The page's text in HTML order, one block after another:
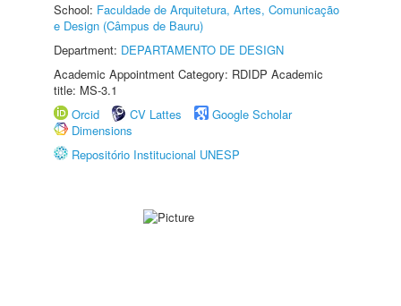
School: Faculdade de Arquitetura, Artes, Comunicação
e Design (Câmpus de Bauru)
Department: DEPARTAMENTO DE DESIGN
Academic Appointment Category: RDIDP Academic
title: MS-3.1
Orcid
CV Lattes
Google Scholar
Dimensions
Repositório Institucional UNESP